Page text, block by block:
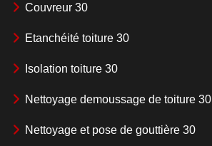
Couvreur 30
Etanchéité toiture 30
Isolation toiture 30
Nettoyage demoussage de toiture 30
Nettoyage et pose de gouttière 30